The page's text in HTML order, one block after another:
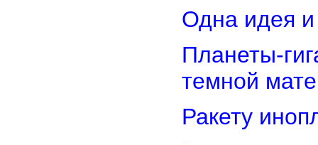
Одна идея и
Планеты-
темной
Ракету